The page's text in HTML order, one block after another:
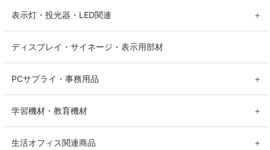
表示灯・投光器・LED関連 ＋
ディスプレイ・サイネージ・表示用部材
PCサプライ・事務用品 ＋
学習機材・教育機材 ＋
生活オフィス関連商品 ＋